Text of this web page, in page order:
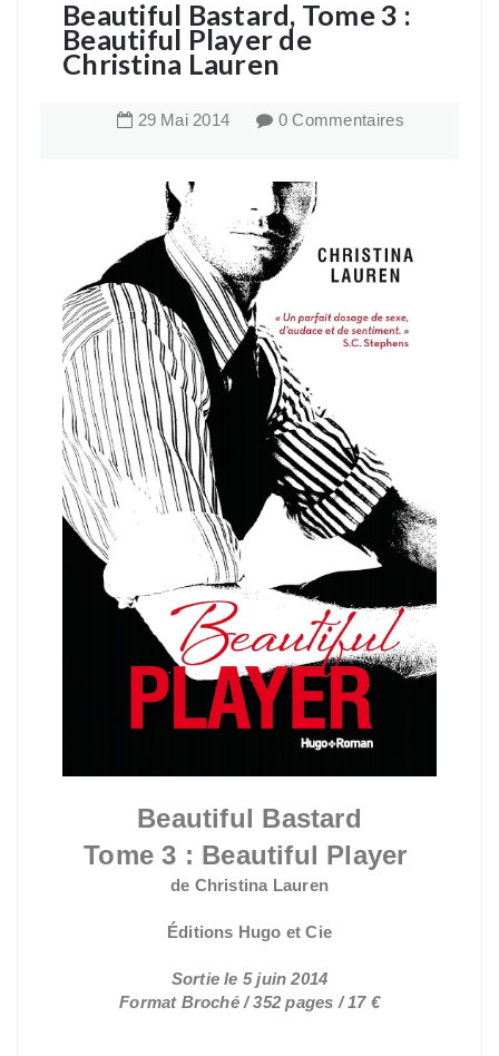
Beautiful Bastard, Tome 3 :
Beautiful Player de
Christina Lauren
29 Mai 2014 0 Commentaires
Beautiful Bastard
Tome 3 : Beautiful Player
de Christina Lauren
Éditions Hugo et Cie
Sortie le 5 juin 2014
Format Broché / 352 pages / 17 €